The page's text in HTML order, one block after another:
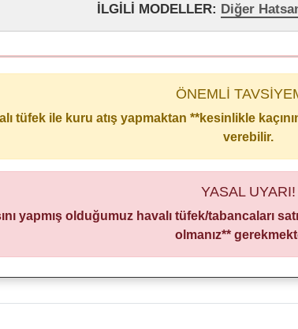
İLGİLİ MODELLER: Diğer
ÖNEMLİ
tüfek ile kuru atış yapmaktan **kesinlikle
verebilir.
YASAL UYARI!
yapmış olduğumuz havalı tüfek/tabancaları
olmanız**